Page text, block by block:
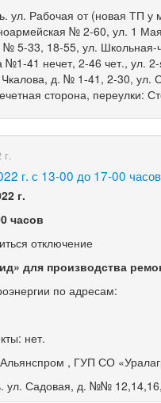
ул. Рабочая от (новая ТП
№ 2-60, ул. 1
5-33, 18-55, ул. Школьная-
№1-41 нечет, 2-46 чет., ул.
Чкалова, д. № 1-41, 2-30,
сторона, переулки:
г.
г. с 13-00 до 17-00 часов
г.
часов
отключение
для производства
по адресам:
нет.
, ГУП СО
ул. Садовая, д. №№